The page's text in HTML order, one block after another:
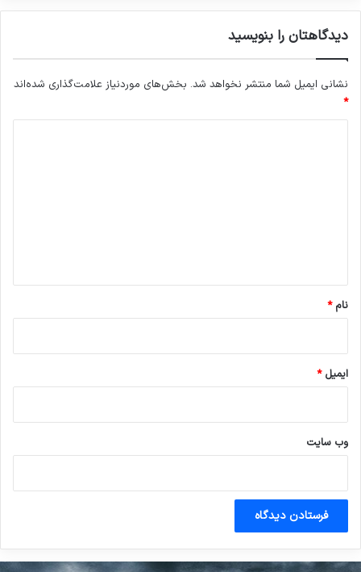
دیدگاهتان را بنویسید
نشانی ایمیل شما منتشر نخواهد شد. بخش‌های موردنیاز علامت‌گذاری شده‌اند
*
نام*
ایمیل*
وب‌ سایت